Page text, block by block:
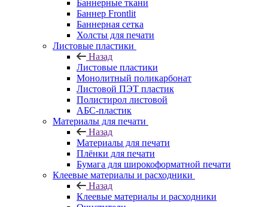
Баннерные ткани
Баннер Frontlit
Баннерная сетка
Холсты для печати
Листовые пластики
Назад
Листовые пластики
Монолитный поликарбонат
Листовой ПЭТ пластик
Полистирол листовой
АБС-пластик
Материалы для печати
Назад
Материалы для печати
Плёнки для печати
Бумага для широкоформатной печати
Клеевые материалы и расходники
Назад
Клеевые материалы и расходники